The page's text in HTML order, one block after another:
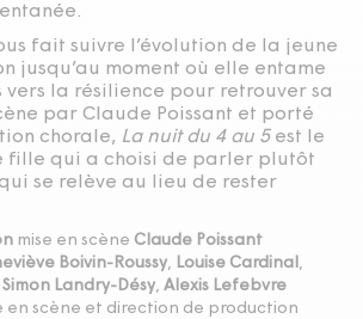
fait suivre l’évolution de la jeune
jusqu’au moment où elle entame
vers la résilience pour retrouver sa
par Claude Poissant et porté
chorale, La nuit du 4 au 5 est le
fille qui a choisi de parler plutôt
se relève au lieu de rester
mise en scène Claude Poissant
Boivin-Roussy, Louise Cardinal ,
Simon Landry-Désy, Alexis Lefebvre
en scène et direction de production